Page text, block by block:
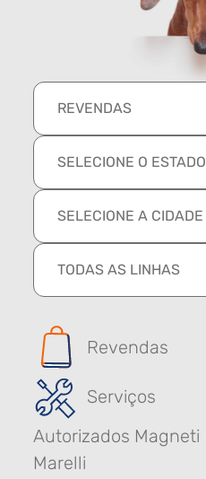
REVENDAS
SELECIONE O ESTADO
SELECIONE A CIDADE
TODAS AS LINHAS
Revendas
Serviços
Autorizados Magneti
Marelli